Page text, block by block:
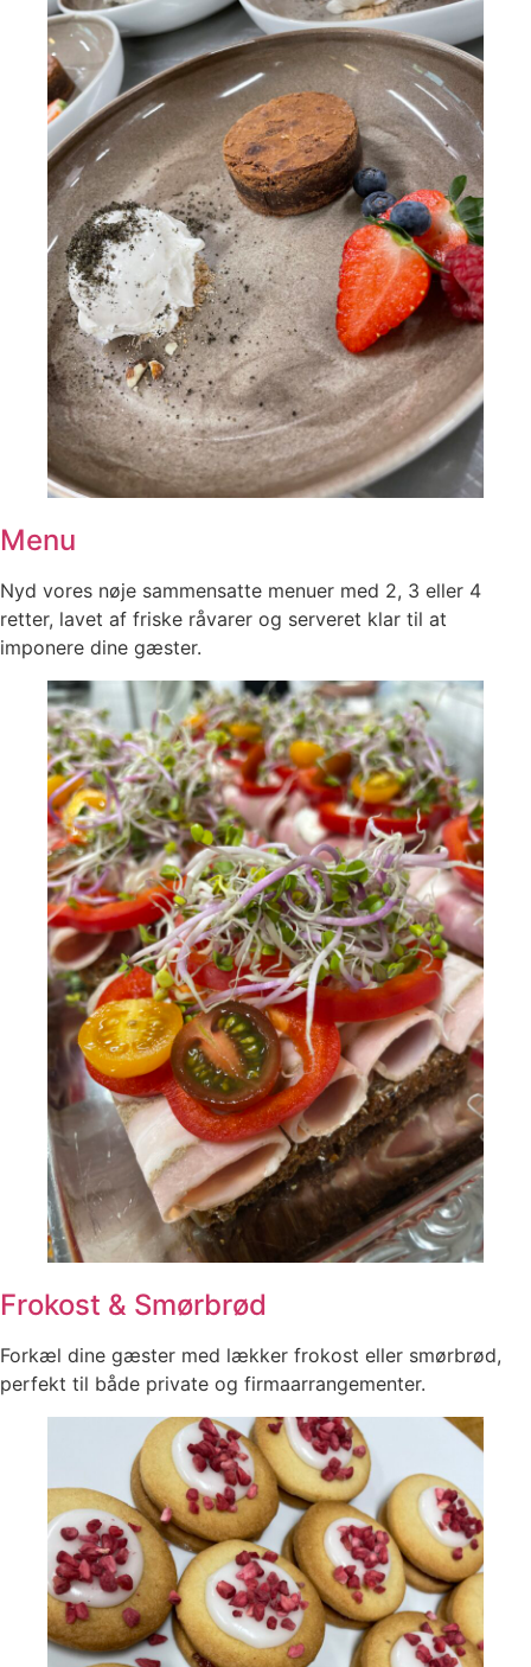
Menu
Nyd vores nøje sammensatte menuer med 2, 3 eller 4
retter, lavet af friske råvarer og serveret klar til at
imponere dine gæster.
Frokost & Smørbrød
Forkæl dine gæster med lækker frokost eller smørbrød,
perfekt til både private og firmaarrangementer.